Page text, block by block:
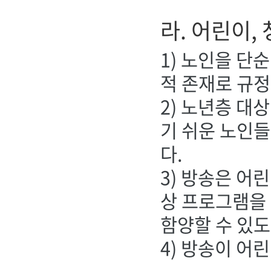
라. 어린이,
1) 노인을 단
적 존재로 규
2) 노년층 대
기 쉬운 노인
다.
3) 방송은 어
상 프로그램
함양할 수 있
4) 방송이 어